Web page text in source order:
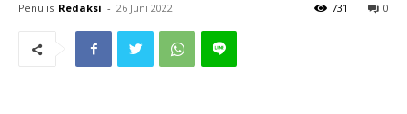
Penulis Redaksi - 26 Juni 2022 0
731